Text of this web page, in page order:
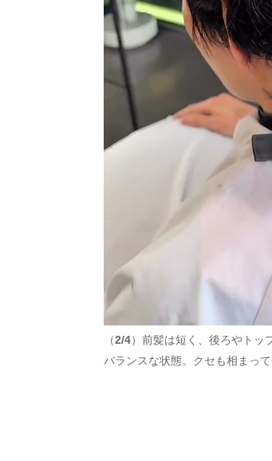
（2/4）前髪は短く、後ろやトッ
バランスな状態。クセも相まっ